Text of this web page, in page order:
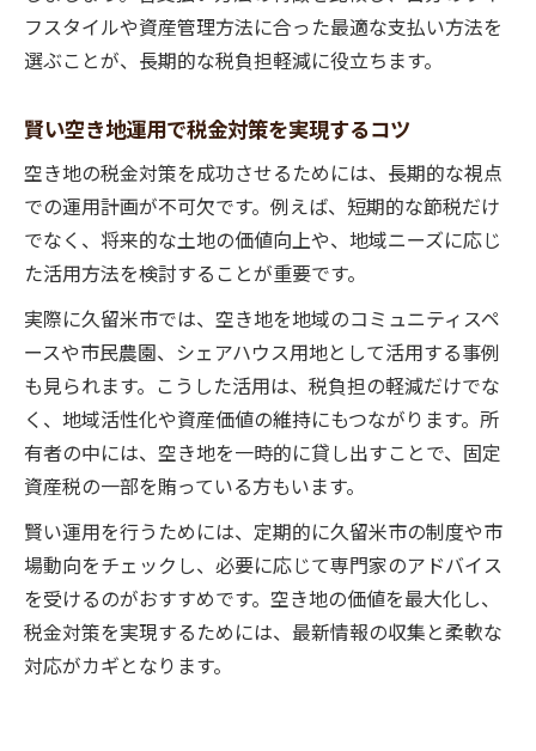
フスタイルや資産管理方法に合った最適な支払い方法を
選ぶことが、長期的な税負担軽減に役立ちます。
賢い空き地運用で税金対策を実現するコツ
空き地の税金対策を成功させるためには、長期的な視点
での運用計画が不可欠です。例えば、短期的な節税だけ
でなく、将来的な土地の価値向上や、地域ニーズに応じ
た活用方法を検討することが重要です。
実際に久留米市では、空き地を地域のコミュニティスペ
ースや市民農園、シェアハウス用地として活用する事例
も見られます。こうした活用は、税負担の軽減だけでな
く、地域活性化や資産価値の維持にもつながります。所
有者の中には、空き地を一時的に貸し出すことで、固定
資産税の一部を賄っている方もいます。
賢い運用を行うためには、定期的に久留米市の制度や市
場動向をチェックし、必要に応じて専門家のアドバイス
を受けるのがおすすめです。空き地の価値を最大化し、
税金対策を実現するためには、最新情報の収集と柔軟な
対応がカギとなります。